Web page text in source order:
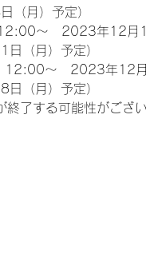
（月）予定）
～　2023年12月
（月）予定）
12:00～　2023年12
（月）予定）
了する可能性がござい